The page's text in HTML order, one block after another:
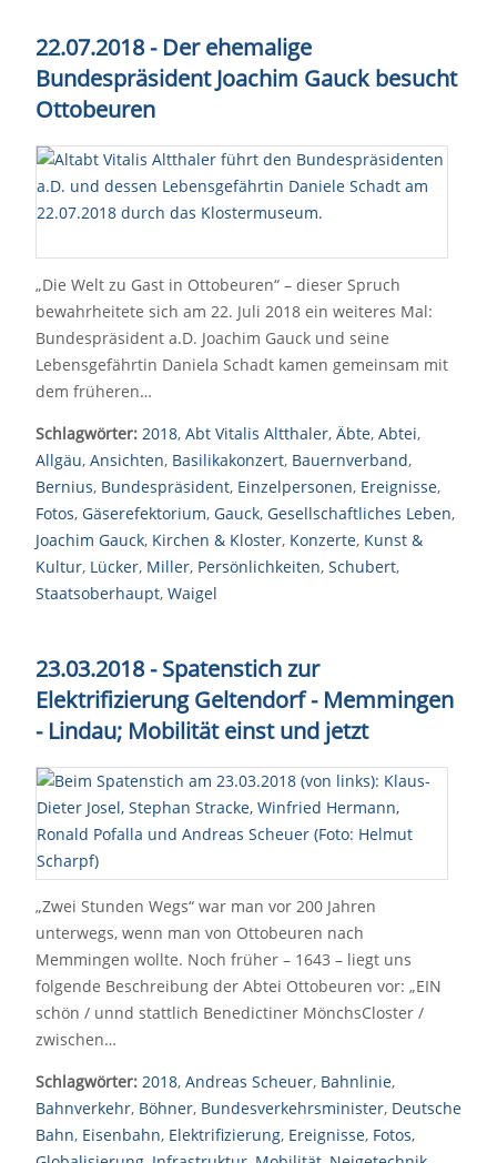
22.07.2018 - Der ehemalige
Bundespräsident Joachim Gauck besucht
Ottobeuren
„Die Welt zu Gast in Ottobeuren“ – dieser Spruch
bewahrheitete sich am 22. Juli 2018 ein weiteres Mal:
Bundespräsident a.D. Joachim Gauck und seine
Lebensgefährtin Daniela Schadt kamen gemeinsam mit
dem früheren…
Schlagwörter: 2018, Abt Vitalis Altthaler, Äbte, Abtei,
Allgäu, Ansichten, Basilikakonzert, Bauernverband,
Bernius, Bundespräsident, Einzelpersonen, Ereignisse,
Fotos, Gäserefektorium, Gauck, Gesellschaftliches Leben,
Joachim Gauck, Kirchen & Kloster, Konzerte, Kunst &
Kultur, Lücker, Miller, Persönlichkeiten, Schubert,
Staatsoberhaupt, Waigel
23.03.2018 - Spatenstich zur
Elektrifizierung Geltendorf - Memmingen
- Lindau; Mobilität einst und jetzt
„Zwei Stunden Wegs“ war man vor 200 Jahren
unterwegs, wenn man von Ottobeuren nach
Memmingen wollte. Noch früher – 1643 – liegt uns
folgende Beschreibung der Abtei Ottobeuren vor: „EIN
schön / unnd stattlich Benedictiner MönchsCloster /
zwischen…
Schlagwörter: 2018, Andreas Scheuer, Bahnlinie,
Bahnverkehr, Böhner, Bundesverkehrsminister, Deutsche
Bahn, Eisenbahn, Elektrifizierung, Ereignisse, Fotos,